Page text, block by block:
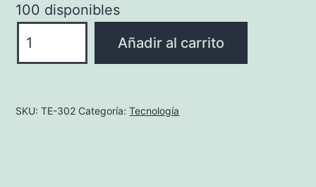
100 disponibles
BLUETOOTH
cantidad
Añadir al carrito
SKU:TE-302 Categoría:Tecnología